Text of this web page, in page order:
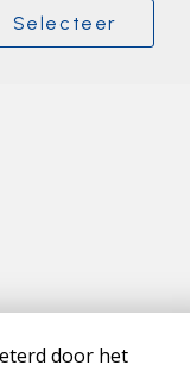
door het
Selecteer